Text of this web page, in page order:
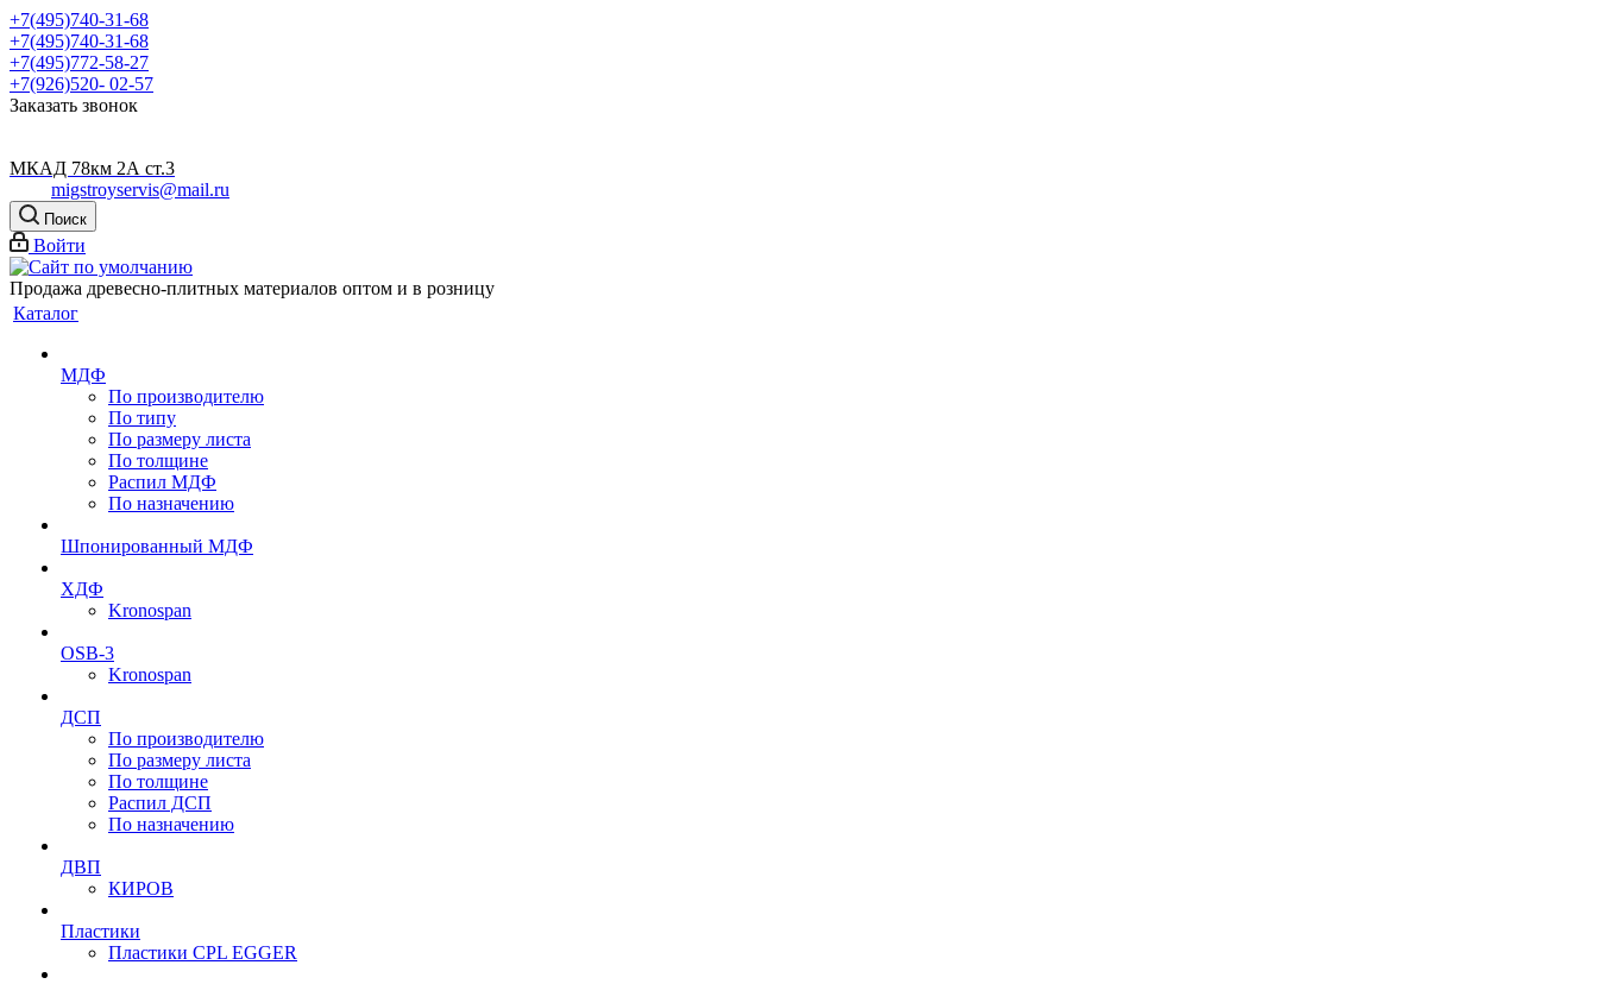
+7(495)740-31-68
+7(495)740-31-68
+7(495)772-58-27
+7(926)520- 02-57
Заказать звонок
МКАД 78км 2А ст.3
migstroyservis@mail.ru
Поиск
Войти
Продажа древесно-плитных материалов оптом и в розницу
Каталог
МДФ
По производителю
По типу
По размеру листа
По толщине
Распил МДФ
По назначению
Шпонированный МДФ
ХДФ
Kronospan
OSB-3
Kronospan
ДСП
По производителю
По размеру листа
По толщине
Распил ДСП
По назначению
ДВП
КИРОВ
Пластики
Пластики CPL EGGER